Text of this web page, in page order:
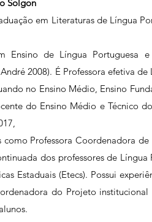
Solgon
em Literaturas de Língua
Ensino de Língua Portuguesa
2008). É Professora efetiva
no Ensino Médio, Ensino
do Ensino Médio e Técnico
como Professora Coordenadora
dos professores de
Estaduais (Etecs). Possui
do Projeto